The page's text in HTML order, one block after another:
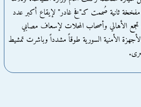
مفخخة ثانية صُممت كـ"فخ غادر" لإيقاع أكبر عدد
تجمع الأهالي وأصحاب المحلات لإسعاف مصابي
الأمنية السورية طوقاً مشدداً وباشرت تمشيط